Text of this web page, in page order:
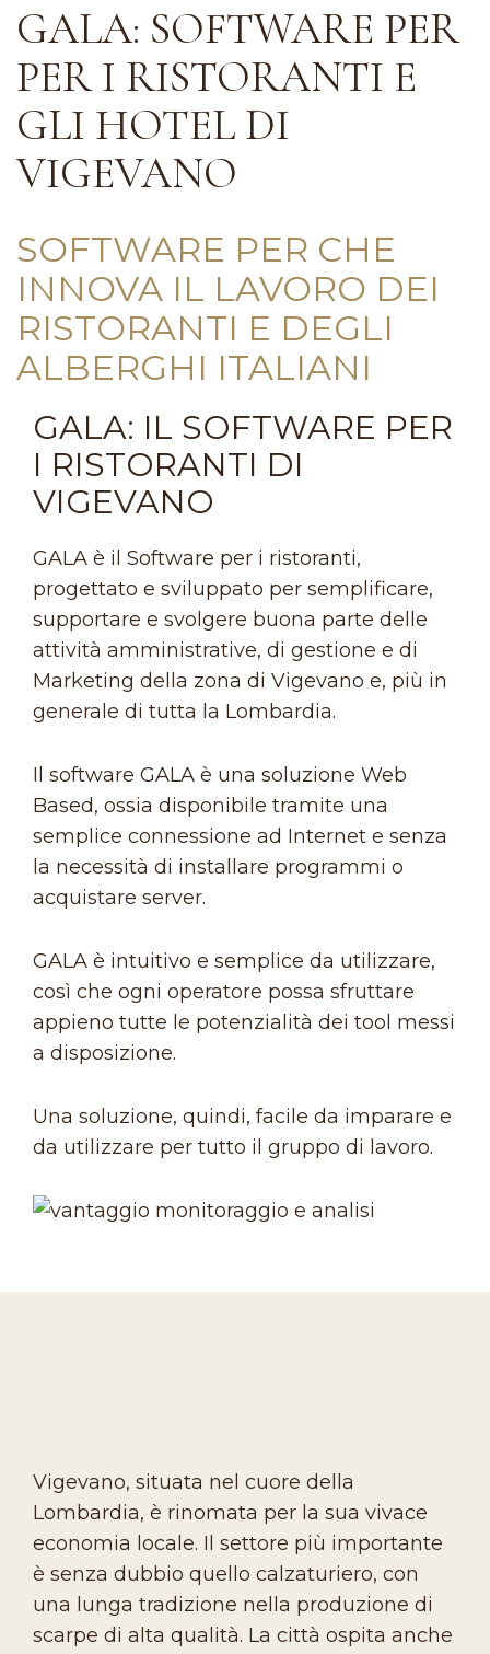
GALA: SOFTWARE PER
PER I RISTORANTI E
GLI HOTEL DI
VIGEVANO
SOFTWARE PER CHE
INNOVA IL LAVORO DEI
RISTORANTI E DEGLI
ALBERGHI ITALIANI
GALA: IL SOFTWARE PER
I RISTORANTI DI
VIGEVANO
GALA è il Software per i ristoranti,
progettato e sviluppato per semplificare,
supportare e svolgere buona parte delle
attività amministrative, di gestione e di
Marketing della zona di Vigevano e, più in
generale di tutta la Lombardia.
Il software GALA è una soluzione Web
Based, ossia disponibile tramite una
semplice connessione ad Internet e senza
la necessità di installare programmi o
acquistare server.
GALA è intuitivo e semplice da utilizzare,
così che ogni operatore possa sfruttare
appieno tutte le potenzialità dei tool messi
a disposizione.
Una soluzione, quindi, facile da imparare e
da utilizzare per tutto il gruppo di lavoro.
Vigevano, situata nel cuore della
Lombardia, è rinomata per la sua vivace
economia locale. Il settore più importante
è senza dubbio quello calzaturiero, con
una lunga tradizione nella produzione di
scarpe di alta qualità. La città ospita anche